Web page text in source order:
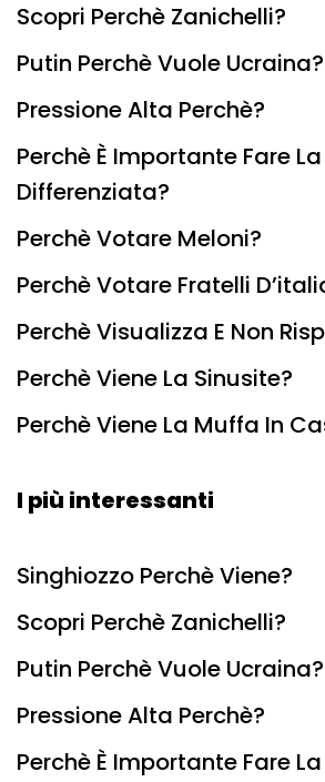
Scopri Perchè Zanichelli?
Putin Perchè Vuole Ucraina?
Pressione Alta Perchè?
Perchè È Importante Fare
Differenziata?
Perchè Votare Meloni?
Perchè Votare Fratelli
Perchè Visualizza E Non
Perchè Viene La Sinusite?
Perchè Viene La Muffa In
I più interessanti
Singhiozzo Perchè Viene?
Scopri Perchè Zanichelli?
Putin Perchè Vuole Ucraina?
Pressione Alta Perchè?
Perchè È Importante Fare